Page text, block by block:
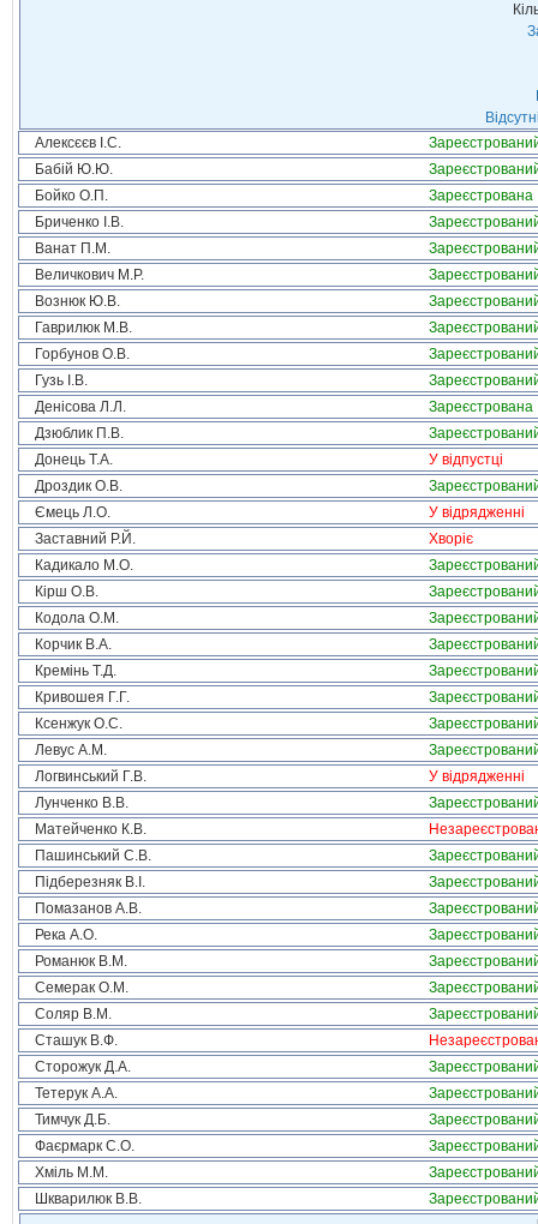
Алексєєв І.С.
Бабій Ю.Ю.
Бойко О.П.
Зареєстрована
Бриченко І.В.
Ванат П.М.
Величкович М.Р.
Вознюк Ю.В.
Гаврилюк М.В.
Горбунов О.В.
Гузь І.В.
Денісова Л.Л.
Зареєстрована
Дзюблик П.В.
Донець Т.А.
У відпустці
Дроздик О.В.
Ємець Л.О.
У відрядженні
Заставний Р.Й.
Хворіє
Кадикало М.О.
Кірш О.В.
Кодола О.М.
Корчик В.А.
Кремінь Т.Д.
Кривошея Г.Г.
Ксенжук О.С.
Левус А.М.
Логвинський Г.В.
У відрядженні
Лунченко В.В.
Матейченко К.В.
Пашинський С.В.
Підберезняк В.І.
Помазанов А.В.
Река А.О.
Романюк В.М.
Семерак О.М.
Соляр В.М.
Сташук В.Ф.
Сторожук Д.А.
Тетерук А.А.
Тимчук Д.Б.
Фаєрмарк С.О.
Хміль М.М.
Шкварилюк В.В.